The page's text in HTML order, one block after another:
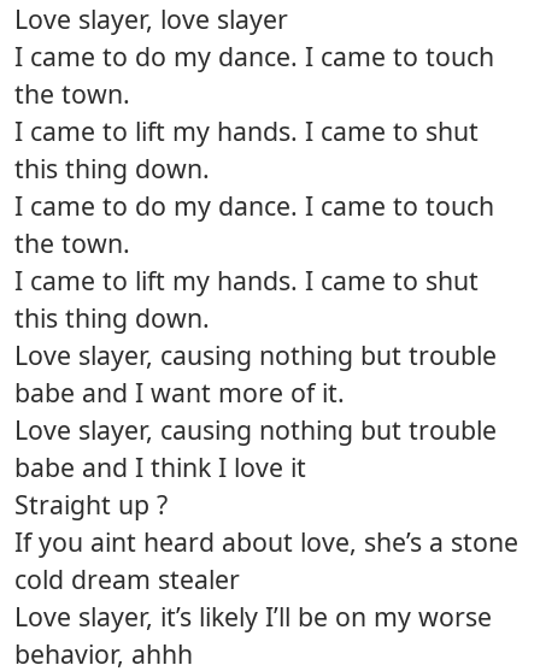
Love slayer, love slayer
I came to do my dance. I came to touch
the town.
I came to lift my hands. I came to shut
this thing down.
I came to do my dance. I came to touch
the town.
I came to lift my hands. I came to shut
this thing down.
Love slayer, causing nothing but trouble
babe and I want more of it.
Love slayer, causing nothing but trouble
babe and I think I love it
Straight up ?
If you aint heard about love, she’s a stone
cold dream stealer
Love slayer, it’s likely I’ll be on my worse
behavior, ahhh